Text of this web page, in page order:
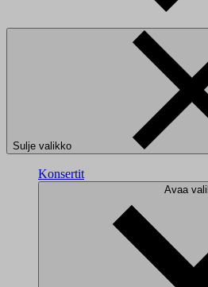
Sulje valikko
Konsertit
Avaa